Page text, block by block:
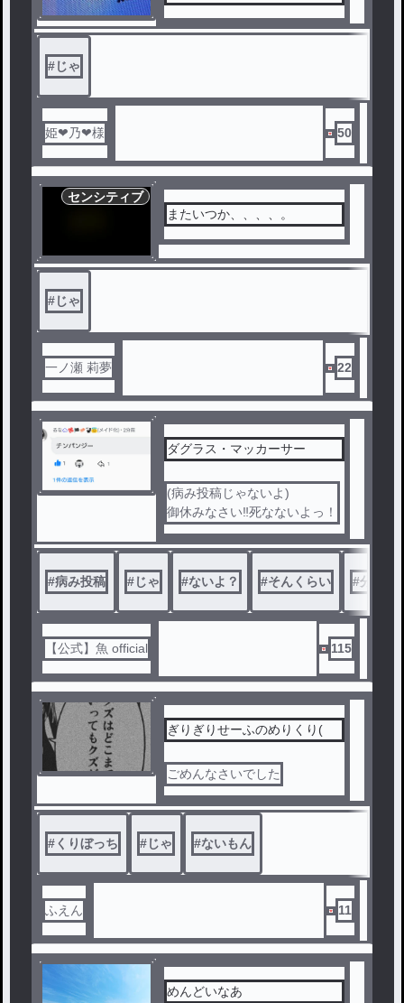
#じゃ
姫❤︎乃❤︎様 50
センシティブ
またいつか、、、、。
#じゃ
一ノ瀬 莉夢 22
ダグラス・マッカーサー
(病み投稿じゃないよ)
御休みなさい‼️死なないよっ！
#病み投稿 #じゃ #ないよ？ #そんくらい #分かっ
【公式】魚 official 115
ぎりぎりせーふのめりくり(
ごめんなさいでした
#くりぼっち #じゃ #ないもん
ふえん 11
めんどいなあ